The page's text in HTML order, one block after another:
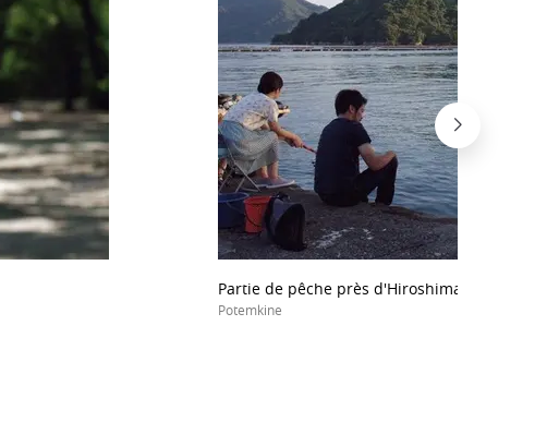
Partie de pêche près d'Hiroshima.
Potemkine